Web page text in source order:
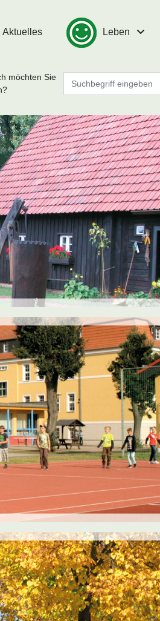
Aktuelles Leben
möchten Sie